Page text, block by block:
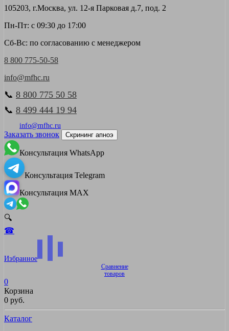
105203, г.Москва, ул. 12-я Парковая д.7, под. 2
Пн-Пт: с 09:30 до 17:00
Сб-Вс: по согласованию с менеджером
8 800 775-50-58
info@mfhc.ru
📞 8 800 775 50 58
📞 8 499 444 19 94
info@mfhc.ru
Заказать звонок Скрининг апноэ
Консультация WhatsApp
Консультация Telegram
Консультация MAX
🔍
☎
Избранное
Сравнение
товаров
0
Корзина
0 руб.
Каталог